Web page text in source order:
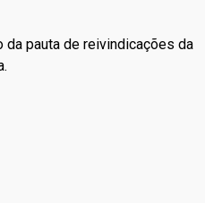
pauta de reivindicações da